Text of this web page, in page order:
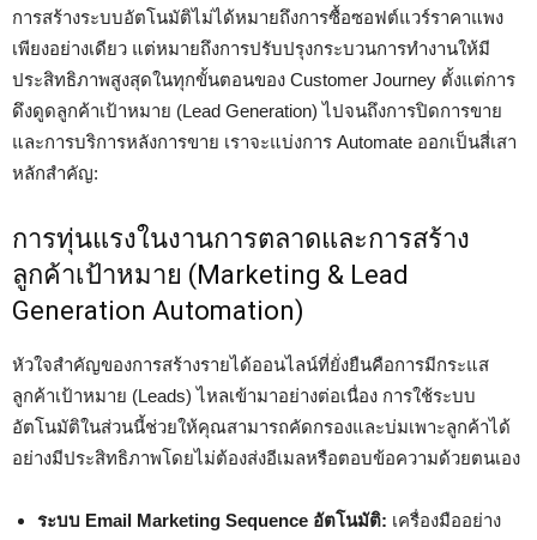
การสร้างระบบอัตโนมัติไม่ได้หมายถึงการซื้อซอฟต์แวร์ราคาแพง
เพียงอย่างเดียว แต่หมายถึงการปรับปรุงกระบวนการทำงานให้มี
ประสิทธิภาพสูงสุดในทุกขั้นตอนของ Customer Journey ตั้งแต่การ
ดึงดูดลูกค้าเป้าหมาย (Lead Generation) ไปจนถึงการปิดการขาย
และการบริการหลังการขาย เราจะแบ่งการ Automate ออกเป็นสี่เสา
หลักสำคัญ:
การทุ่นแรงในงานการตลาดและการสร้าง
ลูกค้าเป้าหมาย (Marketing & Lead
Generation Automation)
หัวใจสำคัญของการสร้างรายได้ออนไลน์ที่ยั่งยืนคือการมีกระแส
ลูกค้าเป้าหมาย (Leads) ไหลเข้ามาอย่างต่อเนื่อง การใช้ระบบ
อัตโนมัติในส่วนนี้ช่วยให้คุณสามารถคัดกรองและบ่มเพาะลูกค้าได้
อย่างมีประสิทธิภาพโดยไม่ต้องส่งอีเมลหรือตอบข้อความด้วยตนเอง
ระบบ Email Marketing Sequence อัตโนมัติ: เครื่องมืออย่าง